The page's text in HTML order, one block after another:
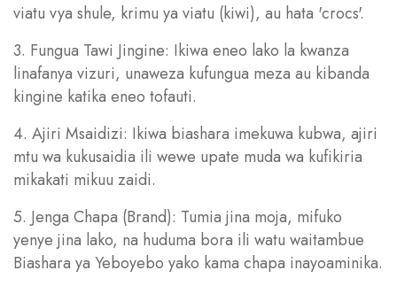
viatu vya shule, krimu ya viatu (kiwi), au hata 'crocs'.
3. Fungua Tawi Jingine: Ikiwa eneo lako la kwanza
linafanya vizuri, unaweza kufungua meza au kibanda
kingine katika eneo tofauti.
4. Ajiri Msaidizi: Ikiwa biashara imekuwa kubwa, ajiri
mtu wa kukusaidia ili wewe upate muda wa kufikiria
mikakati mikuu zaidi.
5. Jenga Chapa (Brand): Tumia jina moja, mifuko
yenye jina lako, na huduma bora ili watu waitambue
Biashara ya Yeboyebo yako kama chapa inayoaminika.